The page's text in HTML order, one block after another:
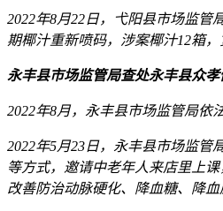
2022年8月22日，弋阳县市场监
期椰汁重新喷码，涉案椰汁12箱
永丰县市场监管局查处永丰县众
2022年8月，永丰县市场监管局依
2022年5月23日，永丰县市场监
等方式，邀请中老年人来店里上
改善防治动脉硬化、降血糖、降